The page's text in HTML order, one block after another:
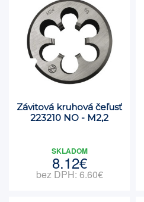
Závitová kruhová čeľusť
223210 NO - M2,2
SKLADOM
8.12€
bez DPH: 6.60€